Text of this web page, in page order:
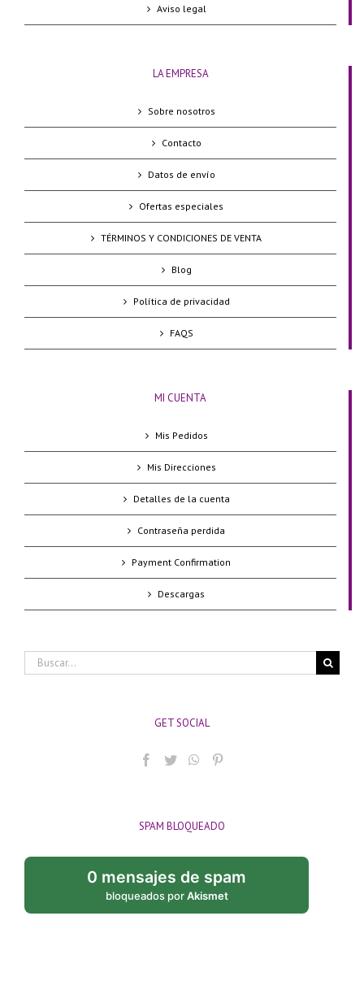
Aviso legal
LA EMPRESA
Sobre nosotros
Contacto
Datos de envío
Ofertas especiales
TÉRMINOS Y CONDICIONES DE VENTA
Blog
Política de privacidad
FAQS
MI CUENTA
Mis Pedidos
Mis Direcciones
Detalles de la cuenta
Contraseña perdida
Payment Confirmation
Descargas
Buscar:
GET SOCIAL
SPAM BLOQUEADO
0 mensajes de spam
bloqueados porAkismet